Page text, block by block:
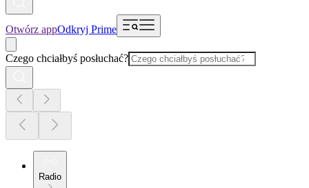
Otwórz appOdkryj Prime
Czego chciałbyś posłuchać?
Radio